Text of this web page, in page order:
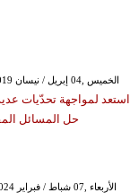
GMT 17:01 2019 الخميس ,04 إبريل / نيسان
استعد لمواجهة تحدّيات
حل المسائل
GMT 09:06 2024 الأربعاء ,07 شباط / فبراير